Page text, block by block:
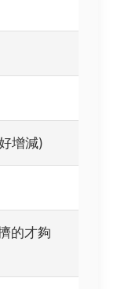
增減)
的才夠